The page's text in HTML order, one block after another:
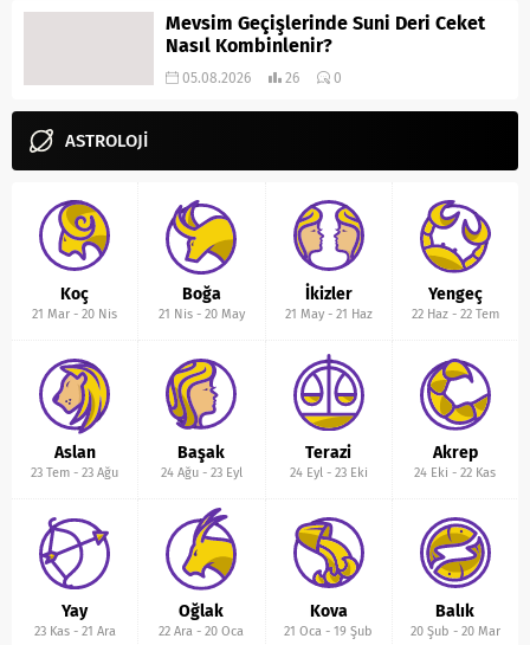
Mevsim Geçişlerinde Suni Deri Ceket
Nasıl Kombinlenir?
05.08.2026 26 0
ASTROLOJİ
Koç
21 Mar -20 Nis
Boğa
21 Nis- 20 May
İkizler
21 May- 21 Haz
Yengeç
22 Haz- 22 Tem
Aslan
23 Tem -23 Ağu
Başak
24 Ağu- 23 Eyl
Terazi
24 Eyl- 23 Eki
Akrep
24 Eki -22 Kas
Yay
23 Kas- 21 Ara
Oğlak
22 Ara -20 Oca
Kova
21 Oca -19 Şub
Balık
20 Şub - 20 Mar